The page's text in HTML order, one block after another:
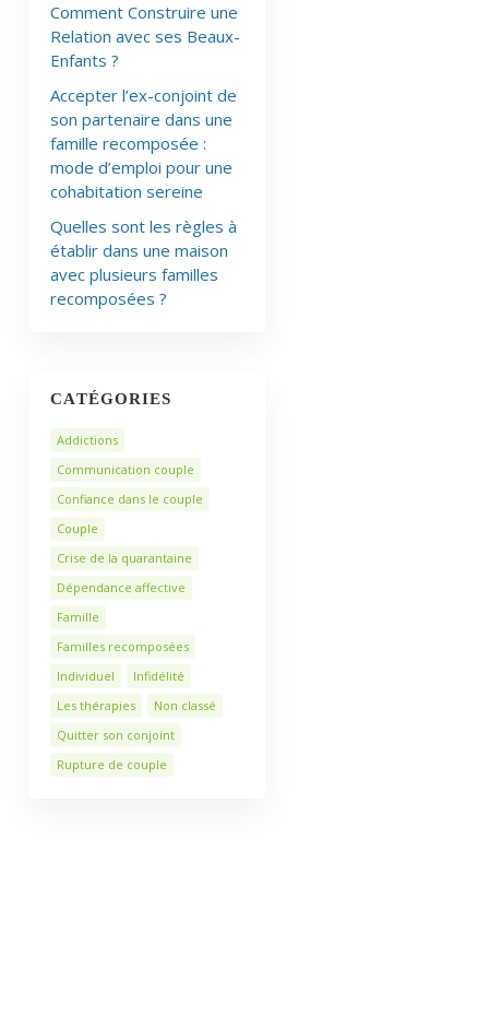
Comment Construire une
Relation avec ses Beaux-
Enfants ?
Accepter l’ex-conjoint de
son partenaire dans une
famille recomposée :
mode d’emploi pour une
cohabitation sereine
Quelles sont les règles à
établir dans une maison
avec plusieurs familles
recomposées ?
CATÉGORIES
Addictions
Communication couple
Confiance dans le couple
Couple
Crise de la quarantaine
Dépendance affective
Famille
Familles recomposées
Individuel
Infidélité
Les thérapies
Non classé
Quitter son conjoint
Rupture de couple